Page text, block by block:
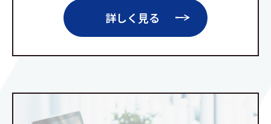
詳しく見る